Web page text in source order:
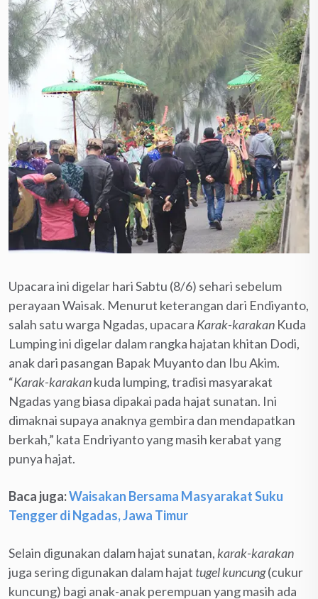
Upacara ini digelar hari Sabtu (8/6) sehari sebelum
perayaan Waisak. Menurut keterangan dari Endiyanto,
salah satu warga Ngadas, upacara Karak-karakan Kuda
Lumping ini digelar dalam rangka hajatan khitan Dodi,
anak dari pasangan Bapak Muyanto dan Ibu Akim.
“Karak-karakankuda lumping, tradisi masyarakat
Ngadas yang biasa dipakai pada hajat sunatan. Ini
dimaknai supaya anaknya gembira dan mendapatkan
berkah,” kata Endriyanto yang masih kerabat yang
punya hajat.
Baca juga:Waisakan Bersama Masyarakat Suku
Tengger di Ngadas, Jawa Timur
Selain digunakan dalam hajat sunatan, karak-karakan
juga sering digunakan dalam hajat tugel kuncung(cukur
kuncung) bagi anak-anak perempuan yang masih ada